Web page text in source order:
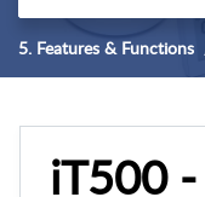
5. Features & Functions
iT500